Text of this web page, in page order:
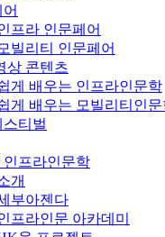
프라 인문페어
모빌리티 인문페어
상 콘텐츠
게 배우는 인프라인문학
게 배우는 모빌리티인문
티벌
인프라인문학
개
부아젠다
프라인문 아카데미